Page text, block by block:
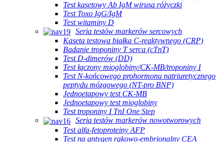
Test kasetowy Ab IgM wirusa różyczki
Test Toxo IgG/IgM
Test witaminy D
Seria testów markerów sercowych
Kaseta testowa białka C-reaktywnego (CRP)
Badanie troponiny T serca (cTnT)
Test D-dimerów (DD)
Test łączony mioglobiny/CK-MB/troponiny I
Test N-końcowego prohormonu natriuretycznego
peptydu mózgowego (NT-pro BNP)
Jednoetapowy test CK-MB
Jednoetapowy test mioglobiny
Test troponiny I TnI One Step
Seria testów markerów nowotworowych
Test alfa-fetoproteiny AFP
Test na antygen rakowo-embrionalny CEA